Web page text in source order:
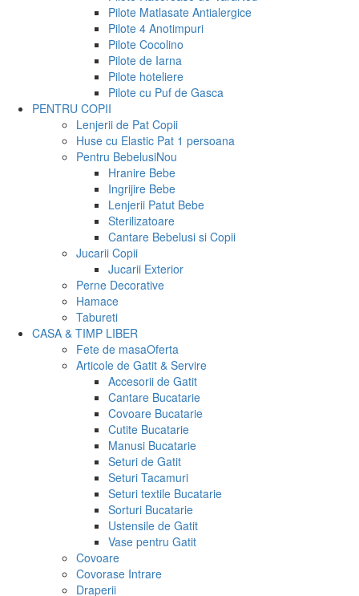
Pilote Matlasate Antialergice
Pilote 4 Anotimpuri
Pilote Cocolino
Pilote de Iarna
Pilote hoteliere
Pilote cu Puf de Gasca
PENTRU COPII
Lenjerii de Pat Copii
Huse cu Elastic Pat 1 persoana
Pentru BebelusiNou
Hranire Bebe
Ingrijire Bebe
Lenjerii Patut Bebe
Sterilizatoare
Cantare Bebelusi si Copii
Jucarii Copii
Jucarii Exterior
Perne Decorative
Hamace
Tabureti
CASA & TIMP LIBER
Fete de masaOferta
Articole de Gatit & Servire
Accesorii de Gatit
Cantare Bucatarie
Covoare Bucatarie
Cutite Bucatarie
Manusi Bucatarie
Seturi de Gatit
Seturi Tacamuri
Seturi textile Bucatarie
Sorturi Bucatarie
Ustensile de Gatit
Vase pentru Gatit
Covoare
Covorase Intrare
Draperii